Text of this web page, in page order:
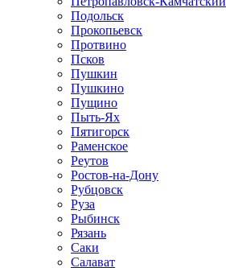
Подольск
Прокопьевск
Протвино
Псков
Пушкин
Пушкино
Пущино
Пыть-Ях
Пятигорск
Раменское
Реутов
Ростов-на-Дону
Рубцовск
Руза
Рыбинск
Рязань
Саки
Салават